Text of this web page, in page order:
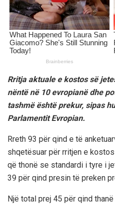
Rritja aktuale e kostos së
nëntë në 10 evropianë dhe
tashmë është prekur, sipas
Parlamentit Evropian.
Rreth 93 për qind e të
shqetësuar për rritjen e
që thonë se standardi i tyre i
39 për qind presin të preken
Një total prej 45 për qind